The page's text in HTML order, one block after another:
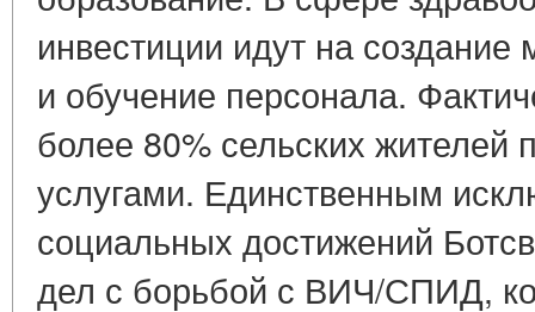
инвестиции идут на
и обучение персонала.
более 80% сельских жителей
услугами. Единственным
социальных достижений
дел с борьбой с ВИЧ/СПИД,